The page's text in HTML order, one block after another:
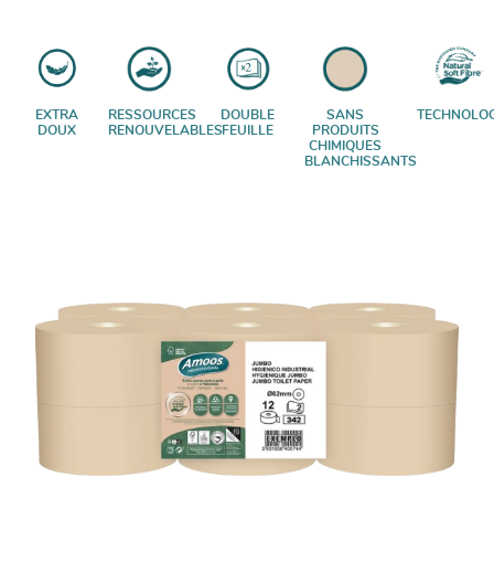
EXTRA
DOUX
RESSOURCES
RENOUVELABLES
DOUBLE
FEUILLE
SANS
PRODUITS
CHIMIQUES
BLANCHISSANTS